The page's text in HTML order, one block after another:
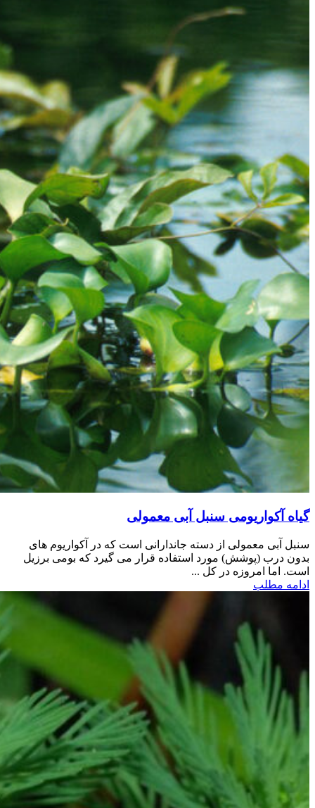
گیاه آکواریومی سنبل آبی معمولی
سنبل آبی معمولی از دسته جاندارانی است که در آکواریوم های
بدون درب (پوشش) مورد استفاده قرار می گیرد که بومی برزیل
است. اما امروزه در کل ...
ادامه مطلب